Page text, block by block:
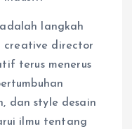
langkah
creative director
terus menerus
dan style desain
ilmu tentang